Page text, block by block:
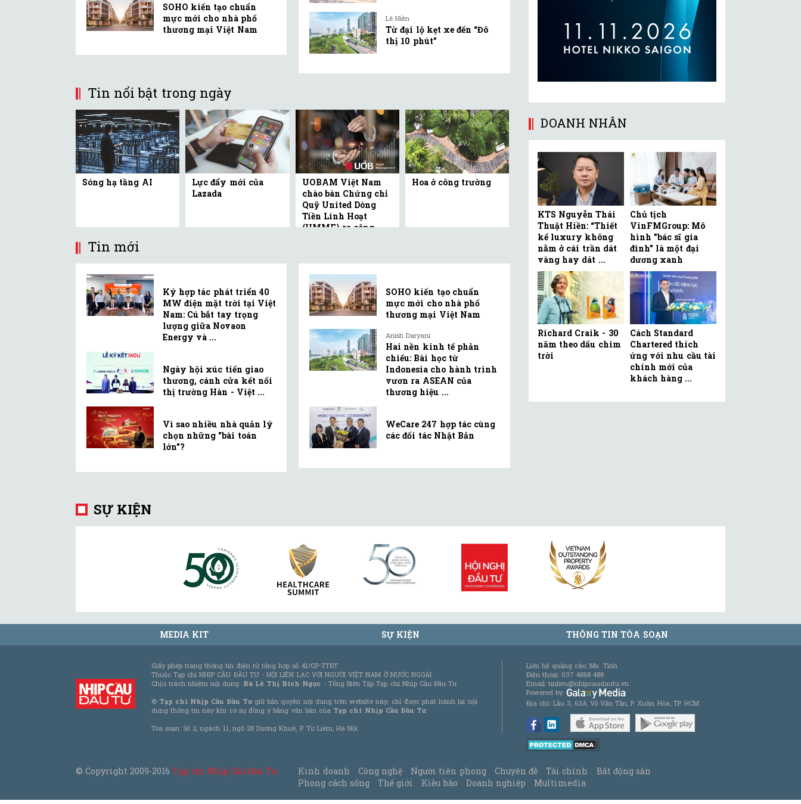
SOHO kiến tạo chuẩn
mực mới cho nhà phố
thương mại Việt Nam
Lê Hiền
Từ đại lộ kẹt xe đến “Đô
thị 10 phút”
Tin nổi bật trong ngày
Sóng hạ tầng AI
Lực đẩy mới của
Lazada
UOBAM Việt Nam
chào bán Chứng chỉ
Quỹ United Dòng
Tiền Linh Hoạt
(UMMF) ra công ...
Hoa ở công trường
Tin mới
Ký hợp tác phát triển 40
MW điện mặt trời tại Việt
Nam: Cú bắt tay trọng
lượng giữa Novaon
Energy và ...
Ngày hội xúc tiến giao
thương, cánh cửa kết nối
thị trường Hàn - Việt ...
Vì sao nhiều nhà quản lý
chọn những "bài toán
lớn"?
SOHO kiến tạo chuẩn
mực mới cho nhà phố
thương mại Việt Nam
Anish Daryani
Hai nền kinh tế phản
chiếu: Bài học từ
Indonesia cho hành trình
vươn ra ASEAN của
thương hiệu ...
WeCare 247 hợp tác cùng
các đối tác Nhật Bản
DOANH NHÂN
KTS Nguyễn Thái
Thuật Hiền: “Thiết
kế luxury không
nằm ở cái trần dát
vàng hay dát ...
Chủ tịch
VinFMGroup: Mô
hình "bác sĩ gia
đình" là một đại
dương xanh
Richard Craik - 30
năm theo dấu chim
trời
Cách Standard
Chartered thích
ứng với nhu cầu tài
chính mới của
khách hàng ...
SỰ KIỆN
MEDIA KIT SỰ KIỆN THÔNG TIN TÒA SOẠN
Giấy phép trang thông tin điện tử tổng hợp số 41/GP-TTĐT
Thuộc Tạp chí NHỊP CẦU ĐẦU TƯ - HỘI LIÊN LẠC VỚI NGƯỜI VIỆT NAM Ở NƯỚC NGOÀI
Chịu trách nhiệm nội dung: Bà Lê Thị Bích Ngọc - Tổng Biên Tập Tạp chí Nhịp Cầu Đầu Tư
© Tạp chí Nhịp Cầu Đầu Tưgiữ bản quyền nội dung trên website này; chỉ được phát hành lại nội
dung thông tin này khi có sự đồng ý bằng văn bản của Tạp chí Nhịp Cầu Đầu Tư
Tòa soạn: Số 2, ngách 11, ngõ 28 Dương Khuê, P. Từ Liêm, Hà Nội
Liên hệ quảng cáo: Ms. Tình
Điện thoại: 037 4868 488
Email: tinhvu@nhipcaudautu.vn
Powered by:
Địa chỉ: Lầu 3, 63A Võ Văn Tần, P. Xuân Hòa, TP. HCM
© Copyright 2009-2016 Tạp chí Nhịp Cầu Đầu Tư Kinh doanh Công nghệ Người tiên phong Chuyên đề Tài chính
Bất động sản
Phong cách sống
Thế giới Kiều bào Doanh nghiệp Multimedia